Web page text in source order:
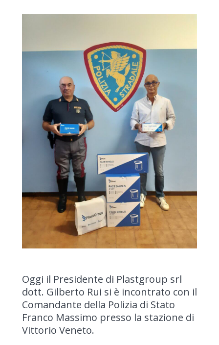
Oggi il Presidente di Plastgroup srl
dott. Gilberto Rui si è incontrato con il
Comandante della Polizia di Stato
Franco Massimo presso la stazione di
Vittorio Veneto.